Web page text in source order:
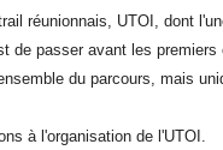
réunionnais, UTOI, dont
de passer avant les
du parcours, mais
à l'organisation de l'UTOI.